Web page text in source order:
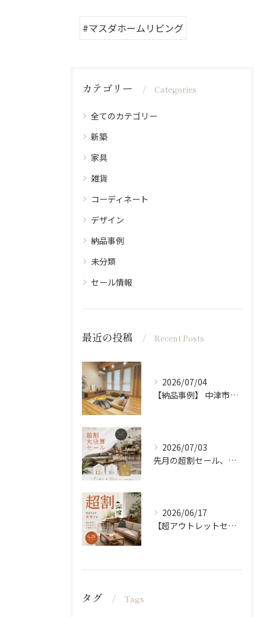
#マスダホームリビング
カテゴリー Categories
全てのカテゴリー
新築
家具
雑貨
コーディネート
デザイン
納品事例
未分類
セール情報
最近の投稿 Recent Posts
2026/07/04
【納品事例】 中津市の新築に家具・雑貨一式をコーディネートさ...
2026/07/03
先月の超割セール、たくさんの方に来ていただきありがとうござい...
2026/06/17
【超アウトレットセール】 「超割」
タグ Tags